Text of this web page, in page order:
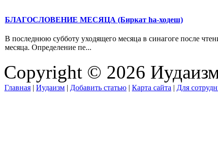
БЛАГОСЛОВЕНИЕ МЕСЯЦА (Биркат hа-ходеш)
В последнюю субботу уходящего месяца в синагоге после
месяца. Определение пе...
Copyright © 2026
Главная | Иудаизм | Добавить статью | Карта сайта | Для